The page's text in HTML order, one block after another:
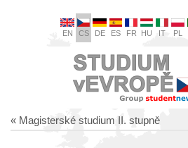
EN CS DE ES FR HU IT PL
« Magisterské studium II. stupně